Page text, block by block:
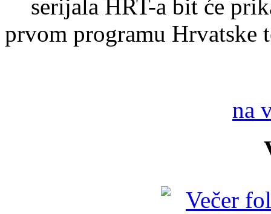
serijala HRT-a bit će
prvom programu Hrvatske
na